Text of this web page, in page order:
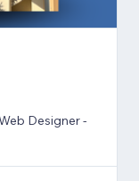
Designer -